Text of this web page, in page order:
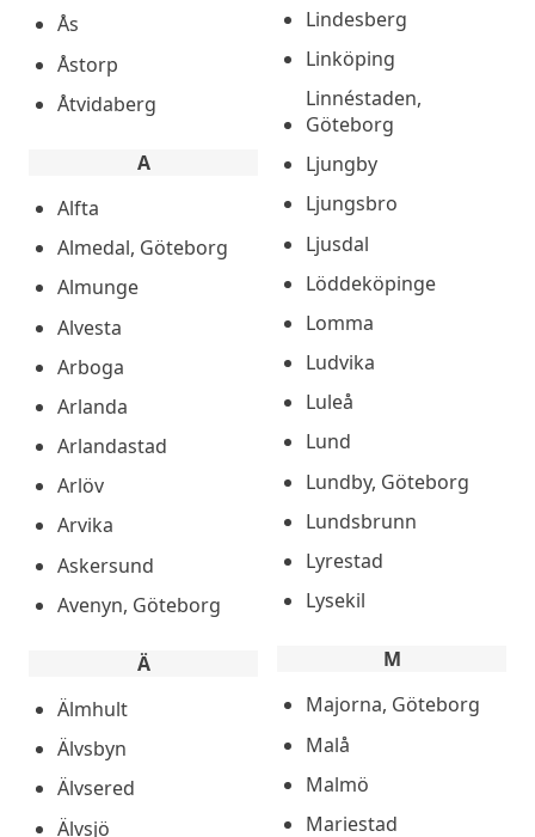
Ås
Åstorp
Åtvidaberg
A
Alfta
Almedal, Göteborg
Almunge
Alvesta
Arboga
Arlanda
Arlandastad
Arlöv
Arvika
Askersund
Avenyn, Göteborg
Ä
Älmhult
Älvsbyn
Älvsered
Älvsjö
Lindesberg
Linköping
Linnéstaden,
Göteborg
Ljungby
Ljungsbro
Ljusdal
Löddeköpinge
Lomma
Ludvika
Luleå
Lund
Lundby, Göteborg
Lundsbrunn
Lyrestad
Lysekil
M
Majorna, Göteborg
Malå
Malmö
Mariestad